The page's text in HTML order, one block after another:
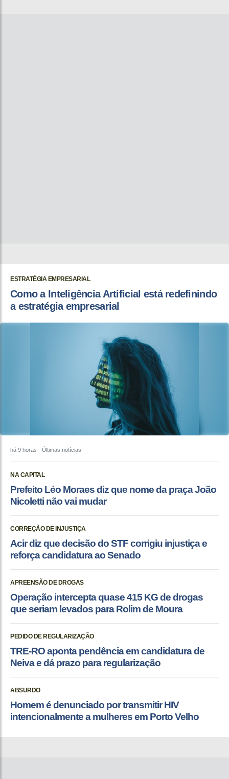
ESTRATÉGIA EMPRESARIAL
Como a Inteligência Artificial está redefinindo
a estratégia empresarial
há 9 horas - Últimas notícias
NA CAPITAL
Prefeito Léo Moraes diz que nome da praça João
Nicoletti não vai mudar
CORREÇÃO DE INJUSTIÇA
Acir diz que decisão do STF corrigiu injustiça e
reforça candidatura ao Senado
APREENSÃO DE DROGAS
Operação intercepta quase 415 KG de drogas
que seriam levados para Rolim de Moura
PEDIDO DE REGULARIZAÇÃO
TRE-RO aponta pendência em candidatura de
Neiva e dá prazo para regularização
ABSURDO
Homem é denunciado por transmitir HIV
intencionalmente a mulheres em Porto Velho